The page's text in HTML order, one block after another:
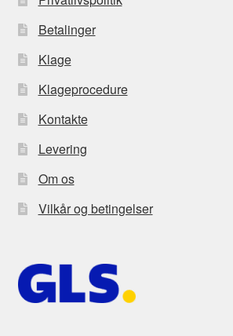
Betalinger
Klage
Klageprocedure
Kontakte
Levering
Om os
Vilkår og betingelser